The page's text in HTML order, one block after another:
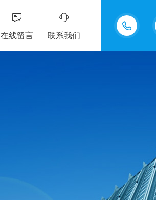
在线留言 联系我们